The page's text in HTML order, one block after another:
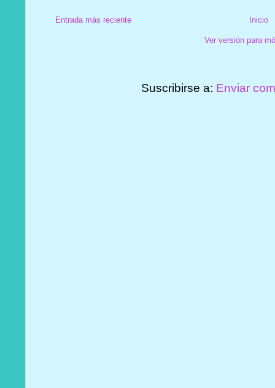
Entrada más reciente Inicio
Ver versión para
Suscribirse a: Enviar